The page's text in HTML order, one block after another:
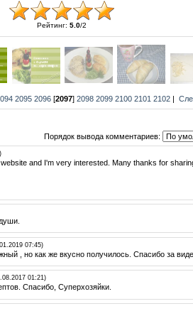
Рейтинг: 5.0/2
2095 2096 [2097]2098 2099 2100 2101 2102 |
Порядок вывода комментариев:
and I'm very interested. Many thanks for
07:45)
, но как же вкусно получилось. Спасибо за
01:21)
Спасибо, Суперхозяйки.